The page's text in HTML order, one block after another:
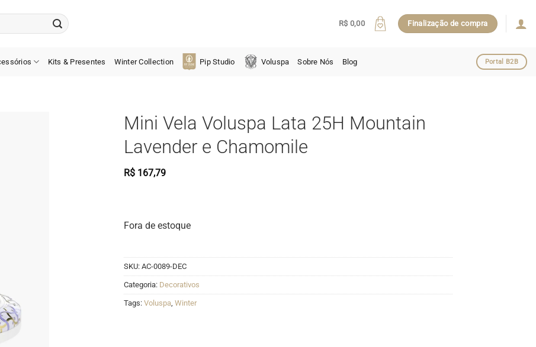
R$ 0,00 Finalização de compra
Kits & Presentes Winter Collection Pip Studio Voluspa Sobre Nós Blog Portal B2B
Mini Vela Voluspa Lata 25H Mountain
Lavender e Chamomile
R$167,79
Fora de estoque
SKU: AC-0089-DEC
Categoria: Decorativos
Tags: Voluspa, Winter